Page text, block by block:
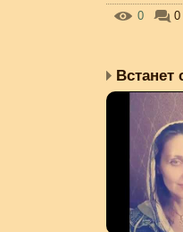
0
0